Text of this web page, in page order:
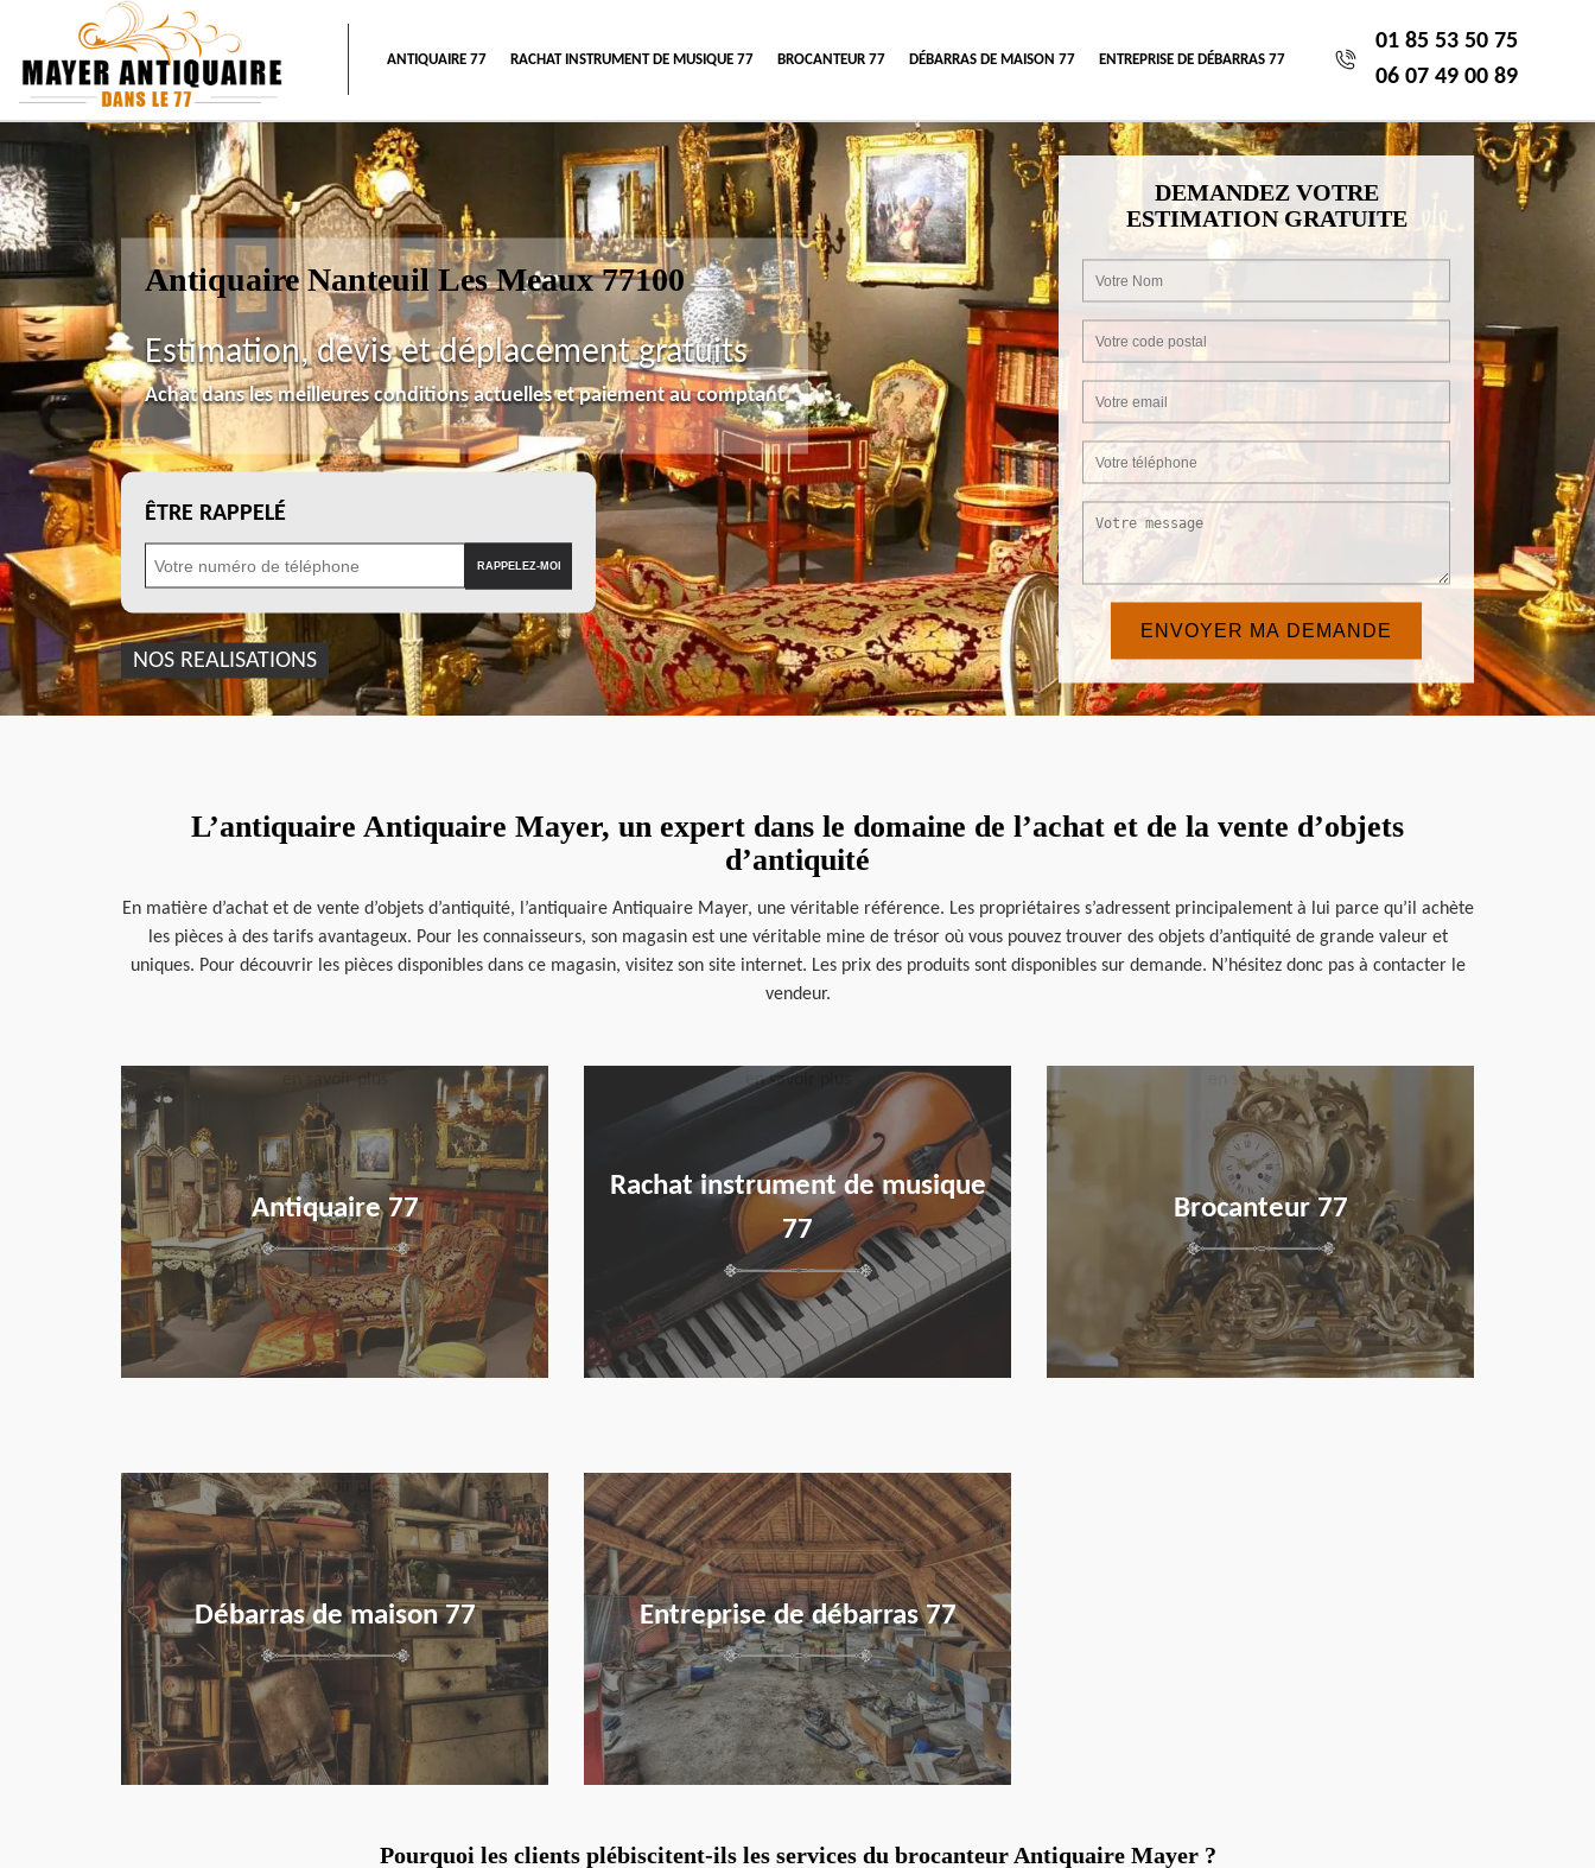
ANTIQUAIRE 77 RACHAT INSTRUMENT DE MUSIQUE 77 BROCANTEUR 77 DÉBARRAS DE MAISON 77 ENTREPRISE DE DÉBARRAS 77
01 85 53 50 75
06 07 49 00 89
Antiquaire Nanteuil Les Meaux 77100
Estimation, devis et déplacement gratuits
Achat dans les meilleures conditions actuelles et paiement au comptant
ÊTRE RAPPELÉ
NOS REALISATIONS
DEMANDEZ VOTRE
ESTIMATION GRATUITE
L’antiquaire Antiquaire Mayer, un expert dans le domaine de l’achat et de la vente d’objets
d’antiquité
En matière d’achat et de vente d’objets d’antiquité, l’antiquaire Antiquaire Mayer, une véritable référence. Les propriétaires s’adressent principalement à lui parce qu’il achète
les pièces à des tarifs avantageux. Pour les connaisseurs, son magasin est une véritable mine de trésor où vous pouvez trouver des objets d’antiquité de grande valeur et
uniques. Pour découvrir les pièces disponibles dans ce magasin, visitez son site internet. Les prix des produits sont disponibles sur demande. N’hésitez donc pas à contacter le
vendeur.
Antiquaire 77
Rachat instrument de musique
77
en savoir plus
Brocanteur 77
en savoir plus
Débarras de maison 77
en savoir plus
Entreprise de débarras 77
en savoir plus
Pourquoi les clients plébiscitent-ils les services du brocanteur Antiquaire Mayer ?